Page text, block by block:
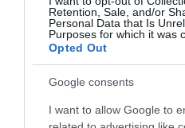
Retention, Sale, and/or
Personal Data that Is
Purposes for which it was
Opted Out
Google consents
I want to allow Google to
ΡΟΗ ΕΙΔΗΣΕΩΝ
Το χρηματοδοτούμενο
από την ΕΕ έργο “The